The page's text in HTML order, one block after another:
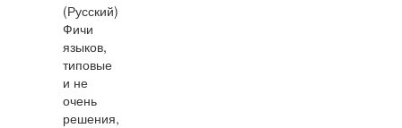
(Русский)
Фичи
языков,
типовые
и не
очень
решения,